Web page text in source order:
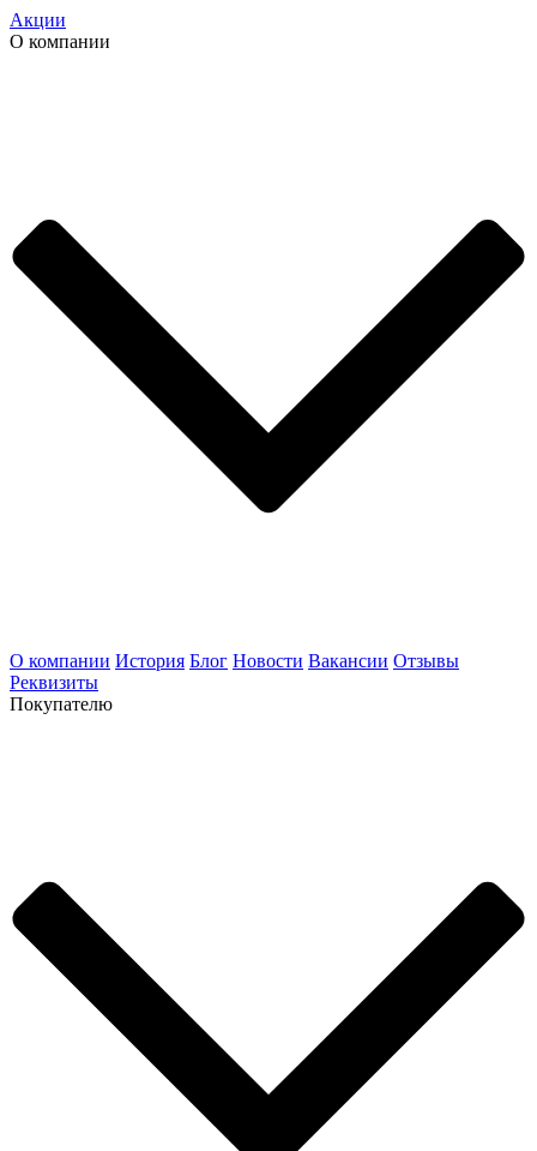
Акции
О компании
О компании История Блог Новости Вакансии Отзывы
Реквизиты
Покупателю